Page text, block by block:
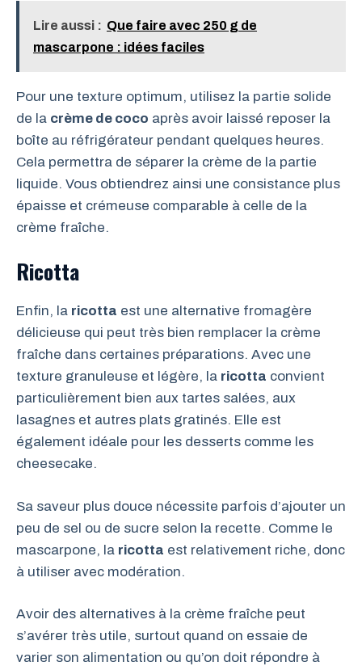
Lire aussi : Que faire avec 250 g de
mascarpone : idées faciles
Pour une texture optimum, utilisez la partie solide
de la crème de coco après avoir laissé reposer la
boîte au réfrigérateur pendant quelques heures.
Cela permettra de séparer la crème de la partie
liquide. Vous obtiendrez ainsi une consistance plus
épaisse et crémeuse comparable à celle de la
crème fraîche.
Ricotta
Enfin, la ricotta est une alternative fromagère
délicieuse qui peut très bien remplacer la crème
fraîche dans certaines préparations. Avec une
texture granuleuse et légère, la ricotta convient
particulièrement bien aux tartes salées, aux
lasagnes et autres plats gratinés. Elle est
également idéale pour les desserts comme les
cheesecake.
Sa saveur plus douce nécessite parfois d’ajouter un
peu de sel ou de sucre selon la recette. Comme le
mascarpone, la ricotta est relativement riche, donc
à utiliser avec modération.
Avoir des alternatives à la crème fraîche peut
s’avérer très utile, surtout quand on essaie de
varier son alimentation ou qu’on doit répondre à